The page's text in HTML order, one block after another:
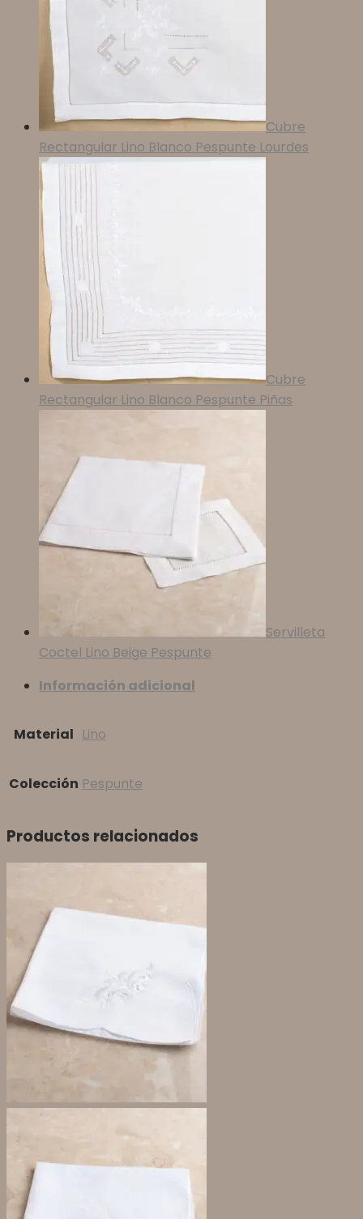
Cubre
Rectangular Lino Blanco Pespunte Lourdes
Cubre
Rectangular Lino Blanco Pespunte Piñas
Servilleta
Coctel Lino Beige Pespunte
Información adicional
Material Lino
Colección Pespunte
Productos relacionados